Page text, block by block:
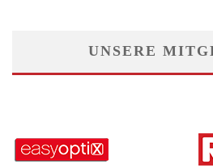
UNSERE